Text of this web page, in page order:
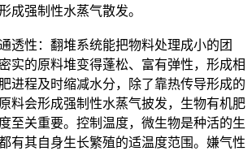
成强制性水蒸气散发。
性：翻堆系统能把物料处理成小的团
实的原料堆变得蓬松、富有弹性，形成相
进程及时缩减水分，除了靠热传导形成的
料会形成强制性水蒸气披发，生物有机肥
至关重要。控制温度，微生物是种活的生
有其自身生长繁殖的适温度范围。嫌气性